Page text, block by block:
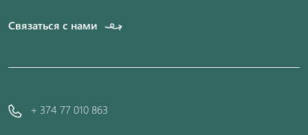
Связаться с нами
+ 374 77 010 863